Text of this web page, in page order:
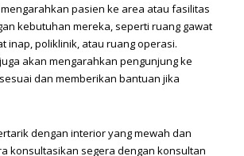
pasien ke area atau fasilitas
kebutuhan mereka, seperti ruang gawat
inap, poliklinik, atau ruang operasi.
akan mengarahkan pengunjung ke
dan memberikan bantuan jika
dengan interior yang mewah dan
konsultasikan segera dengan konsultan